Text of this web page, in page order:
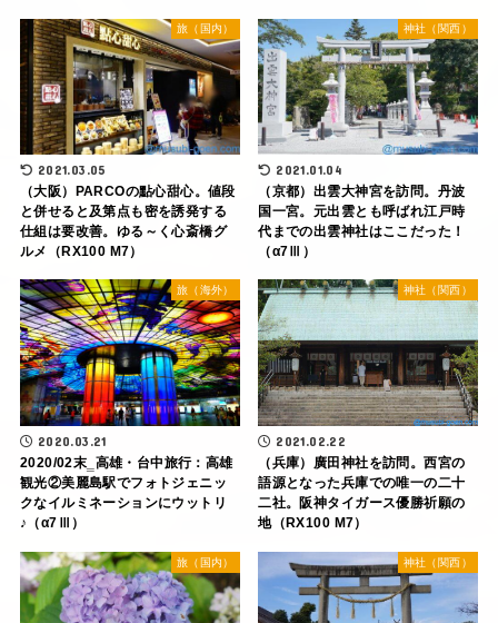
旅（国内）
2021.03.05
（大阪）PARCOの點心甜心。値段
と併せると及第点も密を誘発する
仕組は要改善。ゆる～く心斎橋グ
ルメ（RX100 M7）
神社（関西）
2021.01.04
（京都）出雲大神宮を訪問。丹波
国一宮。元出雲とも呼ばれ江戸時
代までの出雲神社はここだった！
（α7Ⅲ）
旅（海外）
2020.03.21
2020/02末‗高雄・台中旅行：高雄
観光②美麗島駅でフォトジェニッ
クなイルミネーションにウットリ
♪（α7Ⅲ）
神社（関西）
2021.02.22
（兵庫）廣田神社を訪問。西宮の
語源となった兵庫での唯一の二十
二社。阪神タイガース優勝祈願の
地（RX100 M7）
旅（国内） 神社（関西）